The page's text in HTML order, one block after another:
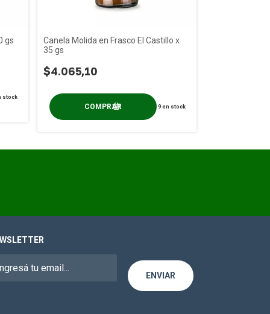
gs
stock
Canela Molida en Frasco El Castillo x
35 gs
$4.065,10
9en stock